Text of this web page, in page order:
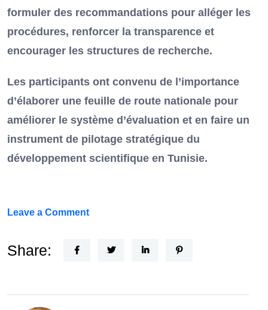
formuler des recommandations pour alléger les
procédures, renforcer la transparence et
encourager les structures de recherche.
Les participants ont convenu de l’importance
d’élaborer une feuille de route nationale pour
améliorer le système d’évaluation et en faire un
instrument de pilotage stratégique du
développement scientifique en Tunisie.
Leave a Commenton
Horizon
la
Share: